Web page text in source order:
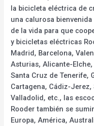
la bicicleta eléctrica de
una calurosa
de la vida para que
y bicicletas eléctricas
Madrid, Barcelona,
Asturias, Alicante-
Santa Cruz de Tenerife,
Cartagena, Cádiz-Jerez,
Valladolid, etc., las
Rooder también se
Europa, América,